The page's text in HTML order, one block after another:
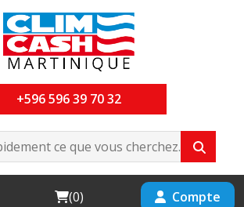
+596 596 39 70 32
Cart
(0) Compte